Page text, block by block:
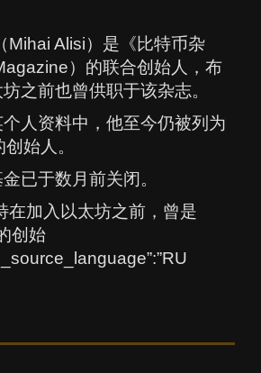
Mihai Alisi）是《比特币杂
）的联合创始人，布
之前也曾供职于该杂志。
人资料中，他至今仍被列为
始人。
已于数月前关闭。
在加入以太坊之前，曾是
创始